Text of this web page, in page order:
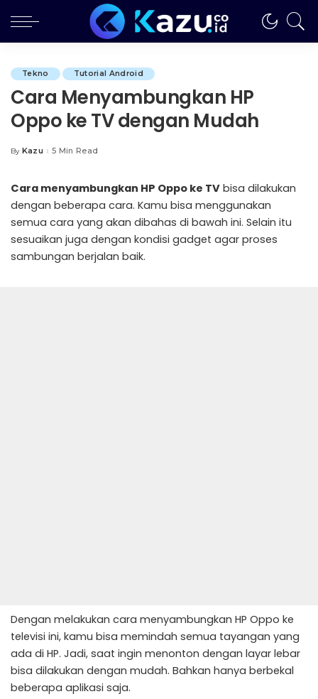
Tekno Tutorial Android
Cara Menyambungkan HP
Oppo ke TV dengan Mudah
Posted
By Kazu 5 Min Read
Cara menyambungkan HP Oppo ke TV bisa dilakukan
dengan beberapa cara. Kamu bisa menggunakan
semua cara yang akan dibahas di bawah ini. Selain itu
sesuaikan juga dengan kondisi gadget agar proses
sambungan berjalan baik.
Dengan melakukan cara menyambungkan HP Oppo ke
televisi ini, kamu bisa memindah semua tayangan yang
ada di HP. Jadi, saat ingin menonton dengan layar lebar
bisa dilakukan dengan mudah. Bahkan hanya berbekal
beberapa aplikasi saja.